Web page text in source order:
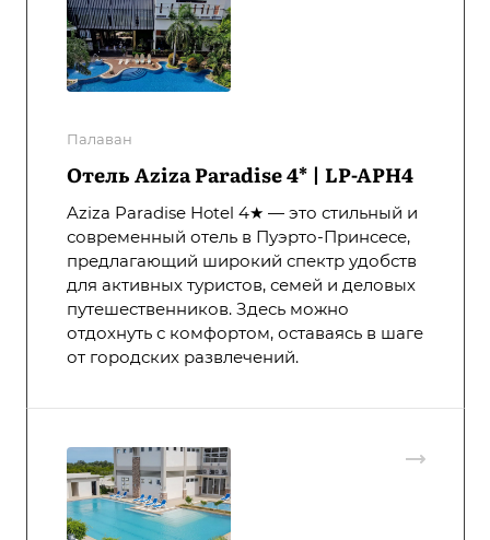
Палаван
Отель Aziza Paradise 4* | LP-APH4
Aziza Paradise Hotel 4★ — это стильный и
современный отель в Пуэрто-Принсесе,
предлагающий широкий спектр удобств
для активных туристов, семей и деловых
путешественников. Здесь можно
отдохнуть с комфортом, оставаясь в шаге
от городских развлечений.